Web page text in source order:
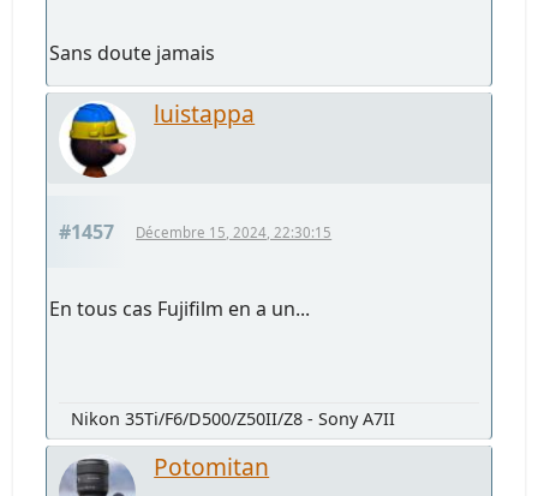
Sans doute jamais
luistappa
#1457 Décembre 15, 2024, 22:30:15
En tous cas Fujifilm en a un...
Nikon 35Ti/F6/D500/Z50II/Z8 - Sony A7II
Potomitan